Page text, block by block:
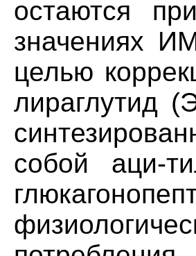
остаются
значениях
целью
лираглутид
собой аци-